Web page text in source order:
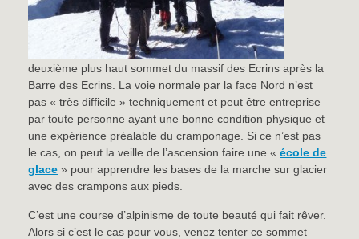
deuxième plus haut sommet du massif des Ecrins après la
Barre des Ecrins. La voie normale par la face Nord n’est
pas « très difficile » techniquement et peut être entreprise
par toute personne ayant une bonne condition physique et
une expérience préalable du cramponage. Si ce n’est pas
le cas, on peut la veille de l’ascension faire une «école de
glace » pour apprendre les bases de la marche sur glacier
avec des crampons aux pieds.
C’est une course d’alpinisme de toute beauté qui fait rêver.
Alors si c’est le cas pour vous, venez tenter ce sommet